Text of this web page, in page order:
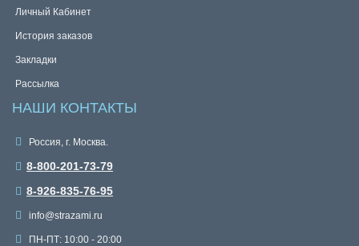
Личный Кабинет
История заказов
Закладки
Рассылка
НАШИ КОНТАКТЫ
Россия, г. Москва.
8-800-201-73-79
8-926-835-76-95
info@strazami.ru
ПН-ПТ: 10:00 - 20:00